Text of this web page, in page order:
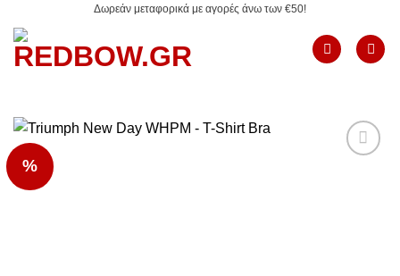
στο
περιεχόμενο
Δωρεάν μεταφορικά με αγορές άνω των €50!
%